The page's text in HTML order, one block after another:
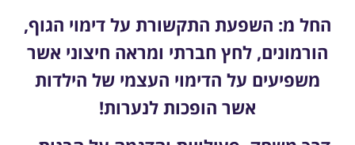
החל מ: השפעת התקשורת על דימוי הגוף,
הורמונים, לחץ חברתי ומראה חיצוני אשר
משפיעים על הדימוי העצמי של הילדות
אשר הופכות לנערות!